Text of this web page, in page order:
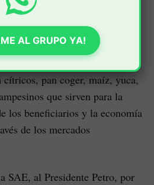
ubicada en el occidente
un proyecto productivo
como símbolo de
predio de 84 has
cítricos, pan coger, maíz, yuca,
que sirven para la
los beneficiarios y la economía
de los mercados
SAE, al Presidente Petro, por
AL GRUPO YA!